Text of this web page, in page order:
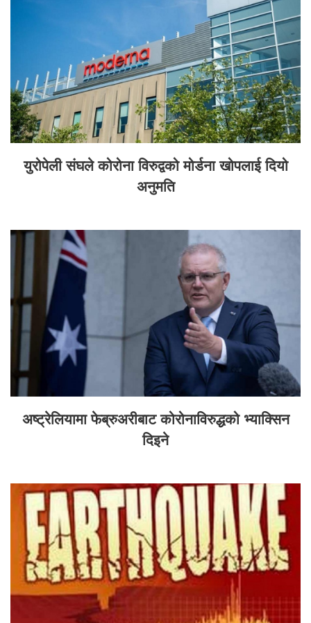
युरोपेली संघले कोरोना विरुद्वको मोर्डना खोपलाई दियो
अनुमति
अष्ट्रेलियामा फेब्रुअरीबाट कोरोनाविरुद्धको भ्याक्सिन
दिइने